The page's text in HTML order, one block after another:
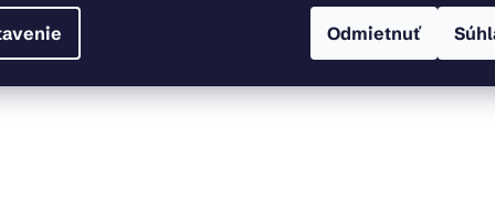
Odmietnuť